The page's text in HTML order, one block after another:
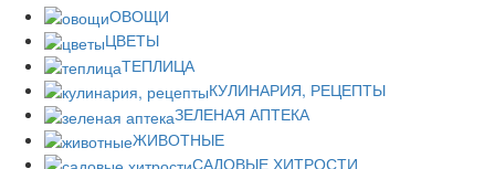
ОВОЩИ
ЦВЕТЫ
ТЕПЛИЦА
КУЛИНАРИЯ, РЕЦЕПТЫ
ЗЕЛЕНАЯ АПТЕКА
ЖИВОТНЫЕ
САДОВЫЕ ХИТРОСТИ